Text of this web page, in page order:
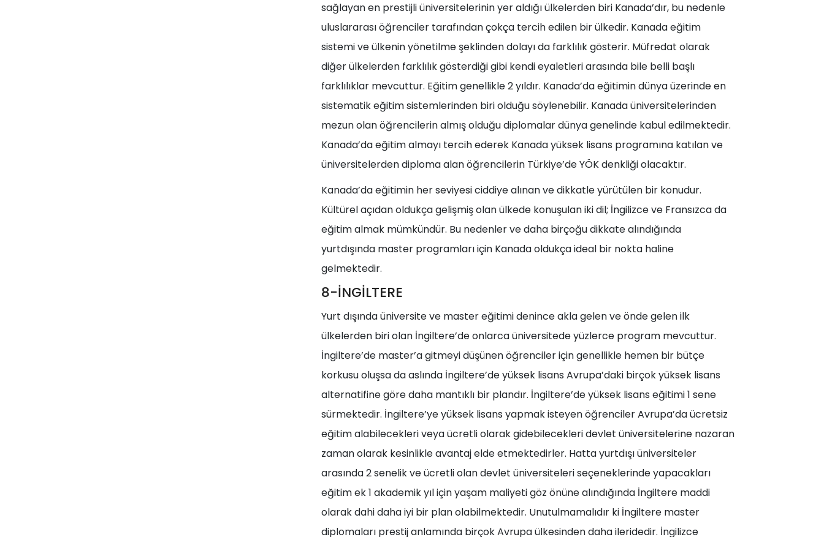
sağlayan en prestijli üniversitelerinin yer aldığı ülkelerden biri Kanada’dır, bu nedenle
uluslararası öğrenciler tarafından çokça tercih edilen bir ülkedir. Kanada eğitim
sistemi ve ülkenin yönetilme şeklinden dolayı da farklılık gösterir. Müfredat olarak
diğer ülkelerden farklılık gösterdiği gibi kendi eyaletleri arasında bile belli başlı
farklılıklar mevcuttur. Eğitim genellikle 2 yıldır. Kanada’da eğitimin dünya üzerinde en
sistematik eğitim sistemlerinden biri olduğu söylenebilir. Kanada üniversitelerinden
mezun olan öğrencilerin almış olduğu diplomalar dünya genelinde kabul edilmektedir.
Kanada’da eğitim almayı tercih ederek Kanada yüksek lisans programına katılan ve
üniversitelerden diploma alan öğrencilerin Türkiye’de YÖK denkliği olacaktır.
Kanada’da eğitimin her seviyesi ciddiye alınan ve dikkatle yürütülen bir konudur.
Kültürel açıdan oldukça gelişmiş olan ülkede konuşulan iki dil; İngilizce ve Fransızca da
eğitim almak mümkündür. Bu nedenler ve daha birçoğu dikkate alındığında
yurtdışında master programları için Kanada oldukça ideal bir nokta haline
gelmektedir.
8-İNGİLTERE
Yurt dışında üniversite ve master eğitimi denince akla gelen ve önde gelen ilk
ülkelerden biri olan İngiltere’de onlarca üniversitede yüzlerce program mevcuttur.
İngiltere’de master’a gitmeyi düşünen öğrenciler için genellikle hemen bir bütçe
korkusu oluşsa da aslında İngiltere’de yüksek lisans Avrupa’daki birçok yüksek lisans
alternatifine göre daha mantıklı bir plandır. İngiltere’de yüksek lisans eğitimi 1 sene
sürmektedir. İngiltere’ye yüksek lisans yapmak isteyen öğrenciler Avrupa’da ücretsiz
eğitim alabilecekleri veya ücretli olarak gidebilecekleri devlet üniversitelerine nazaran
zaman olarak kesinlikle avantaj elde etmektedirler. Hatta yurtdışı üniversiteler
arasında 2 senelik ve ücretli olan devlet üniversiteleri seçeneklerinde yapacakları
eğitim ek 1 akademik yıl için yaşam maliyeti göz önüne alındığında İngiltere maddi
olarak dahi daha iyi bir plan olabilmektedir. Unutulmamalıdır ki İngiltere master
diplomaları prestij anlamında birçok Avrupa ülkesinden daha ileridedir. İngilizce